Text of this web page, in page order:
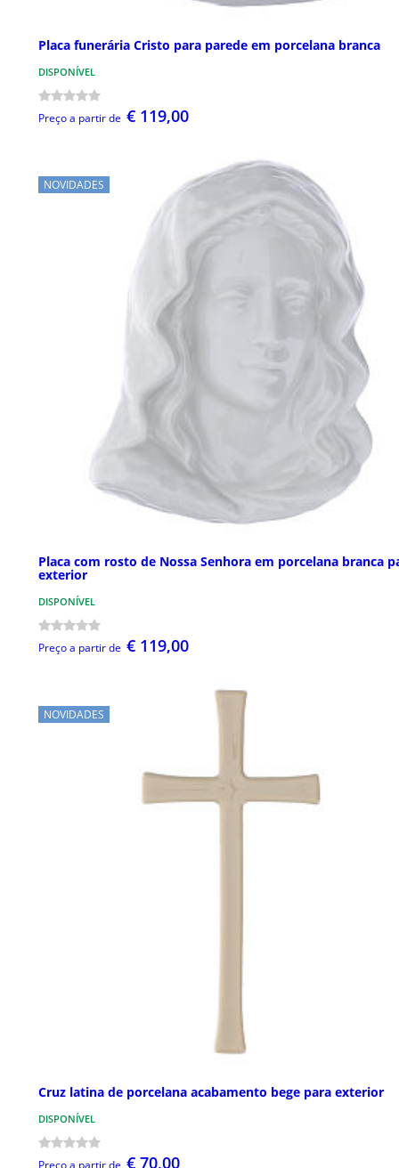
Placa funerária Cristo para parede em porcelana branca
DISPONÍVEL
Preço a partir de € 119,00
NOVIDADES
Placa com rosto de Nossa Senhora em porcelana branca
exterior
DISPONÍVEL
Preço a partir de € 119,00
NOVIDADES
Cruz latina de porcelana acabamento bege para exterior
DISPONÍVEL
Preço a partir de € 70,00